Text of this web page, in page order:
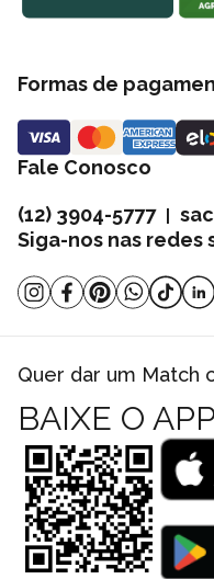
Formas de
Fale Conosco
(12) 3904-5777|
Siga-nos nas redes
Quer dar um Match
BAIXE O